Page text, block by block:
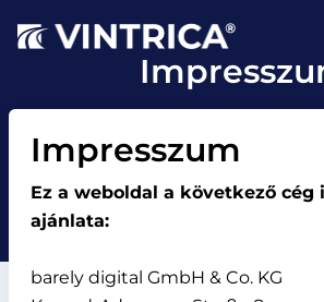
Impresszum
Ez a weboldal a következő cég
ajánlata:
barely digital GmbH & Co. KG